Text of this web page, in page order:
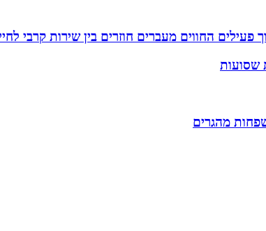
החווים מעברים חוזרים בין שירות קרבי
שסועות
מהגרים